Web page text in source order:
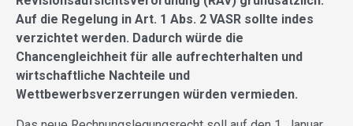
Auf die Regelung in Art. 1 Abs. 2 VASR sollte indes
verzichtet werden. Dadurch würde die
Chancengleichheit für alle aufrechterhalten und
wirtschaftliche Nachteile und
Wettbewerbsverzerrungen würden vermieden.